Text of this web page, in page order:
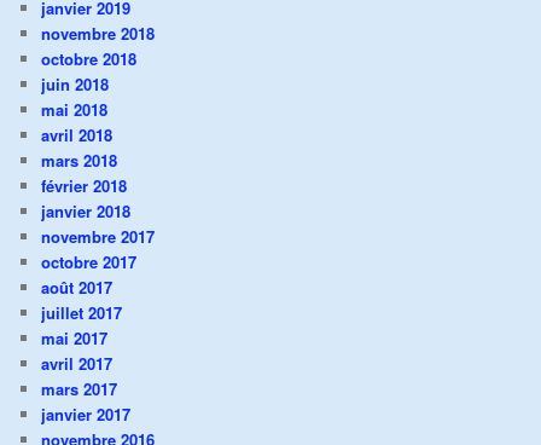
janvier 2019
novembre 2018
octobre 2018
juin 2018
mai 2018
avril 2018
mars 2018
février 2018
janvier 2018
novembre 2017
octobre 2017
août 2017
juillet 2017
mai 2017
avril 2017
mars 2017
janvier 2017
novembre 2016